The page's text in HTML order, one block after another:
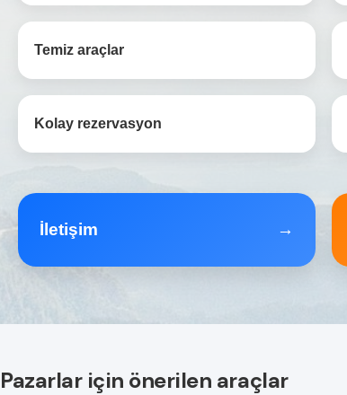
Temiz araçlar
Kolay rezervasyon
İletişim →
Pazarlar için önerilen araçlar